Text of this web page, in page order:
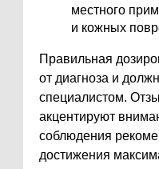
местного
и кожных
Правильная
от диагноза и
специалистом.
акцентируют
соблюдения
достижения